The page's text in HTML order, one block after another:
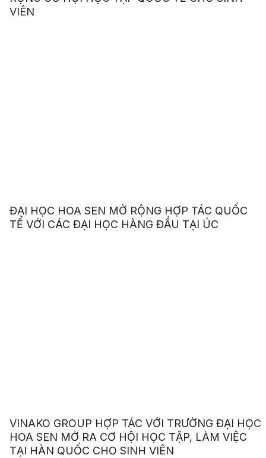
VIÊN
ĐẠI HỌC HOA SEN MỞ RỘNG HỢP TÁC QUỐC
TẾ VỚI CÁC ĐẠI HỌC HÀNG ĐẦU TẠI ÚC
VINAKO GROUP HỢP TÁC VỚI TRƯỜNG ĐẠI HỌC
HOA SEN MỞ RA CƠ HỘI HỌC TẬP, LÀM VIỆC
TẠI HÀN QUỐC CHO SINH VIÊN